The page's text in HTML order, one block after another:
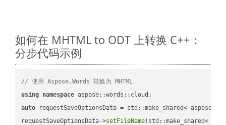
如何在 MHTML to ODT 上转换 C++：
分步代码示例
// 使用 Aspose.Words 转换为 MHTML
using namespace
auto requestSaveOptionsData = std::make_shared<
requestSaveOptionsData->setFileName(std::make_shared<